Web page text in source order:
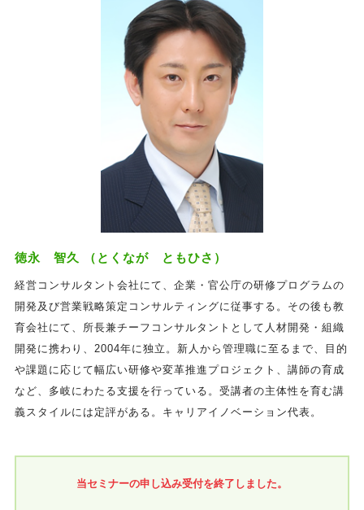
徳永 智久 （とくなが ともひさ）
経営コンサルタント会社にて、企業・官公庁の研修プログラムの
開発及び営業戦略策定コンサルティングに従事する。その後も教
育会社にて、所長兼チーフコンサルタントとして人材開発・組織
開発に携わり、2004年に独立。新人から管理職に至るまで、目的
や課題に応じて幅広い研修や変革推進プロジェクト、講師の育成
など、多岐にわたる支援を行っている。受講者の主体性を育む講
義スタイルには定評がある。キャリアイノベーション代表。
当セミナーの申し込み受付を終了しました。